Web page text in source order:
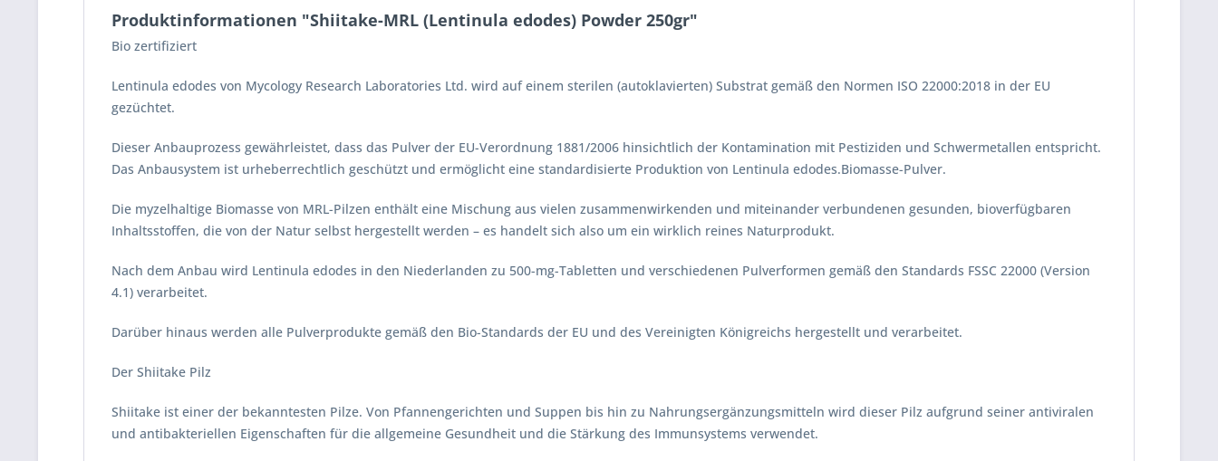
Produktinformationen "Shiitake-MRL (Lentinula edodes) Powder 250gr"
Bio zertifiziert
Lentinula edodes von Mycology Research Laboratories Ltd. wird auf einem sterilen (autoklavierten) Substrat gemäß den Normen ISO 22000:2018 in der EU
gezüchtet.
Dieser Anbauprozess gewährleistet, dass das Pulver der EU-Verordnung 1881/2006 hinsichtlich der Kontamination mit Pestiziden und Schwermetallen entspricht.
Das Anbausystem ist urheberrechtlich geschützt und ermöglicht eine standardisierte Produktion von Lentinula edodes.Biomasse-Pulver.
Die myzelhaltige Biomasse von MRL-Pilzen enthält eine Mischung aus vielen zusammenwirkenden und miteinander verbundenen gesunden, bioverfügbaren
Inhaltsstoffen, die von der Natur selbst hergestellt werden – es handelt sich also um ein wirklich reines Naturprodukt.
Nach dem Anbau wird Lentinula edodes in den Niederlanden zu 500-mg-Tabletten und verschiedenen Pulverformen gemäß den Standards FSSC 22000 (Version
4.1) verarbeitet.
Darüber hinaus werden alle Pulverprodukte gemäß den Bio-Standards der EU und des Vereinigten Königreichs hergestellt und verarbeitet.
Der Shiitake Pilz
Shiitake ist einer der bekanntesten Pilze. Von Pfannengerichten und Suppen bis hin zu Nahrungsergänzungsmitteln wird dieser Pilz aufgrund seiner antiviralen
und antibakteriellen Eigenschaften für die allgemeine Gesundheit und die Stärkung des Immunsystems verwendet.